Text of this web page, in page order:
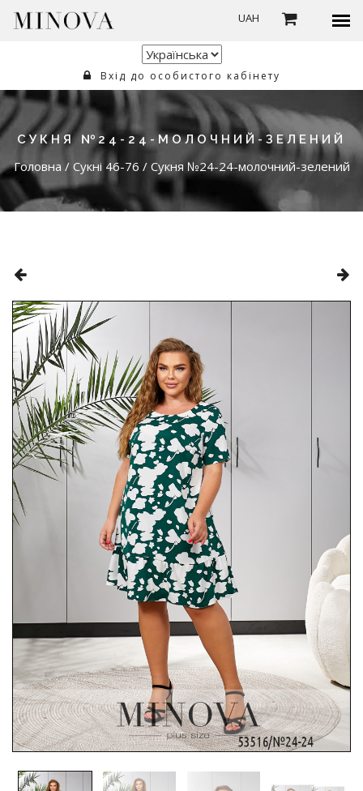
UAH
Вхід до особистого кабінету
СУКНЯ №24-24-МОЛОЧНИЙ-ЗЕЛЕНИЙ
Головна / Сукні 46-76 / Сукня №24-24-молочний-зелений